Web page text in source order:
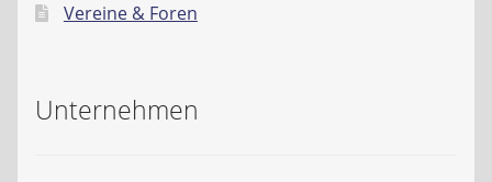
Vereine & Foren
Unternehmen